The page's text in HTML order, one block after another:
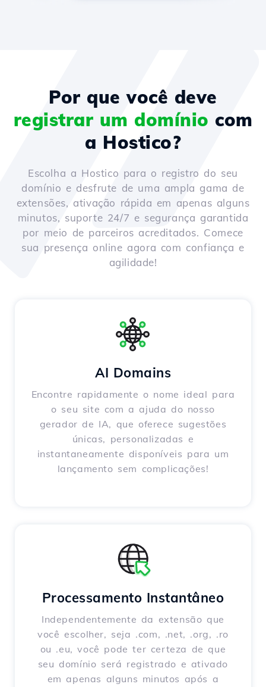
Por que você deve
registrar um domínio com
a Hostico?
Escolha a Hostico para o registro do seu
domínio e desfrute de uma ampla gama de
extensões, ativação rápida em apenas alguns
minutos, suporte 24/7 e segurança garantida
por meio de parceiros acreditados. Comece
sua presença online agora com confiança e
agilidade!
AI Domains
Encontre rapidamente o nome ideal para
o seu site com a ajuda do nosso
gerador de IA, que oferece sugestões
únicas, personalizadas e
instantaneamente disponíveis para um
lançamento sem complicações!
Processamento Instantâneo
Independentemente da extensão que
você escolher, seja .com, .net, .org, .ro
ou .eu, você pode ter certeza de que
seu domínio será registrado e ativado
em apenas alguns minutos após a